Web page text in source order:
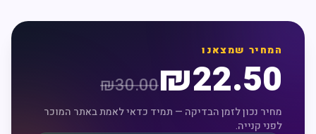
המחיר שמצאנו
₪22.50
₪30.00
מחיר נכון לזמן הבדיקה — תמיד כדאי לאמת באתר המוכר
לפני קנייה.